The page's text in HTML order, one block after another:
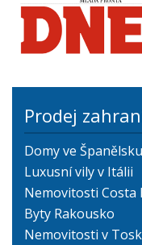
Prodej
Domy ve Španělsku
Luxusní vily v Itálii
Nemovitosti Costa
Byty Rakousko
Nemovitosti v